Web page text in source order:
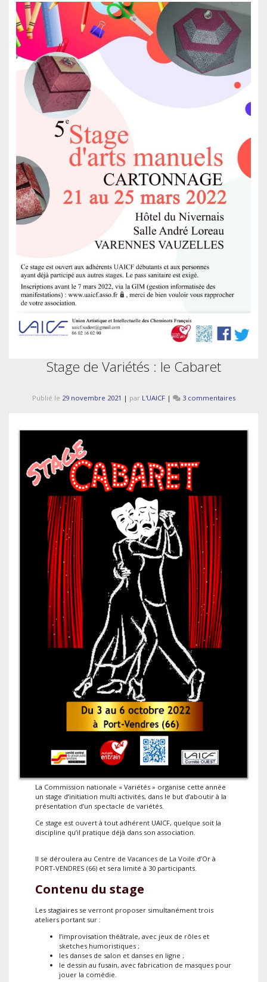
Stage de Variétés : le Cabaret
Publié le 29 novembre 2021 | par L'UAICF| 3 commentairessur
La Commission nationale « Variétés » organise cette année
un stage d’initiation multi activités, dans le but d’aboutir à la
présentation d’un spectacle de variétés.
Ce stage est ouvert à tout adhérent UAICF, quelque soit la
discipline qu’il pratique déjà dans son association.
Il se déroulera au Centre de Vacances de La Voile d’Or à
PORT-VENDRES (66) et sera limité à 30 participants.
Contenu du stage
Les stagiaires se verront proposer simultanément trois
ateliers portant sur :
l’improvisation théâtrale, avec jeux de rôles et
sketches humoristiques ;
les danses de salon et danses en ligne ;
le dessin au fusain, avec fabrication de masques pour
jouer la comédie.